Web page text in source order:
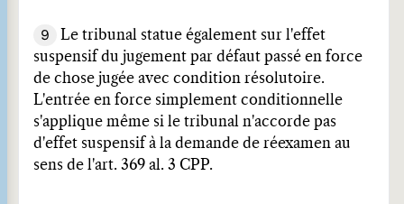
9
Le tribunal statue également sur l'effet
suspensif du jugement par défaut passé en force
de chose jugée avec condition résolutoire.
L'entrée en force simplement conditionnelle
s'applique même si le tribunal n'accorde pas
d'effet suspensif à la demande de réexamen au
sens de l'art. 369 al. 3 CPP.